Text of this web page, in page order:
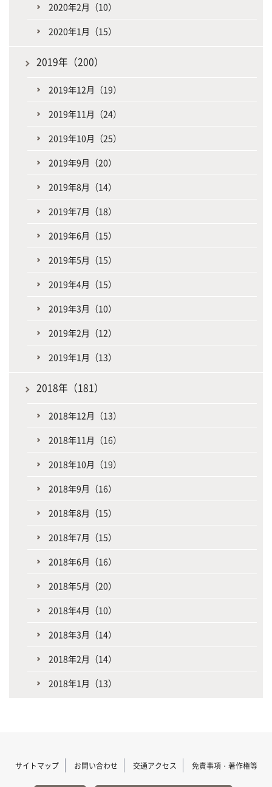
2020年2月（10）
2020年1月（15）
2019年（200）
2019年12月（19）
2019年11月（24）
2019年10月（25）
2019年9月（20）
2019年8月（14）
2019年7月（18）
2019年6月（15）
2019年5月（15）
2019年4月（15）
2019年3月（10）
2019年2月（12）
2019年1月（13）
2018年（181）
2018年12月（13）
2018年11月（16）
2018年10月（19）
2018年9月（16）
2018年8月（15）
2018年7月（15）
2018年6月（16）
2018年5月（20）
2018年4月（10）
2018年3月（14）
2018年2月（14）
2018年1月（13）
サイトマップ お問い合わせ 交通アクセス 免責事項・著作権等